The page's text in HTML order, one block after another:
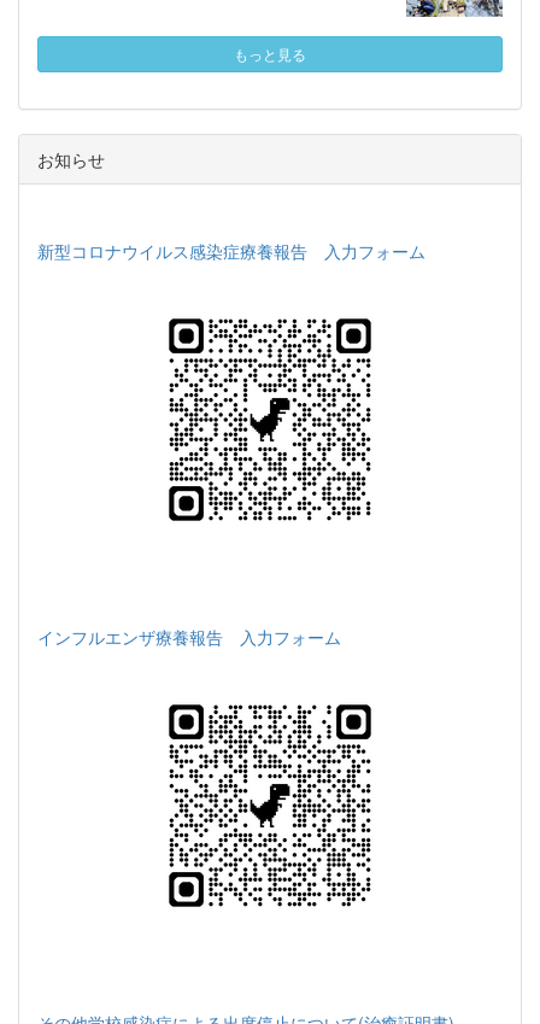
もっと見る
お知らせ
新型コロナウイルス感染症療養報告 入力フォーム
インフルエンザ療養報告 入力フォーム